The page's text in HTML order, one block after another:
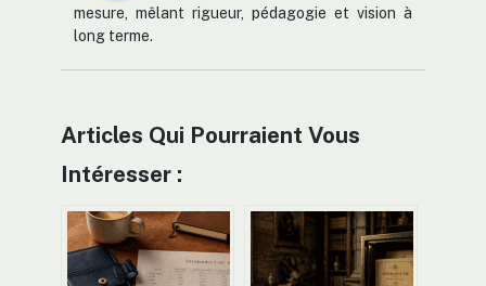
mesure, mêlant rigueur, pédagogie et vision à
long terme.
Articles Qui Pourraient Vous
Intéresser :